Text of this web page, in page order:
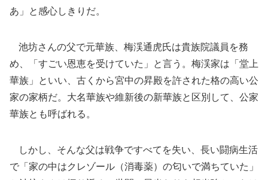
あ」と感心しきりだ。
池坊さんの父で元華族、梅渓通虎氏は貴族院議員を務
め、「すごい恩恵を受けていた」と言う。梅渓家は「堂上
華族」といい、古くから宮中の昇殿を許された格の高い公
家の家柄だ。大名華族や維新後の新華族と区別して、公家
華族とも呼ばれる。
しかし、そんな父は戦争ですべてを失い、長い闘病生活
で「家の中はクレゾール（消毒薬）の匂いで満ちていた」